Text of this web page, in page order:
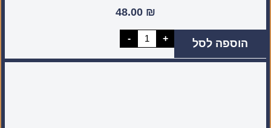
48.00 ₪
-
כמות
של
גוליאן
+ הוספה לסל